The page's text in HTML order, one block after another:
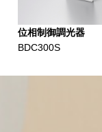
位相制御調光器
BDC300S